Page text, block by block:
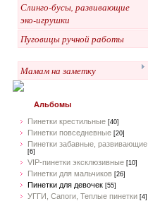
Слинго-бусы, развивающие
эко-игрушки
Пуговицы ручной работы
Мамам на заметку
Альбомы
Пинетки крестильные [40]
Пинетки повседневные [20]
Пинетки забавные, развивающие
[6]
VIP-пинетки эксклюзивные [10]
Пинетки для мальчиков [26]
Пинетки для девочек [55]
УГГИ, Сапоги, Теплые пинетки [4]